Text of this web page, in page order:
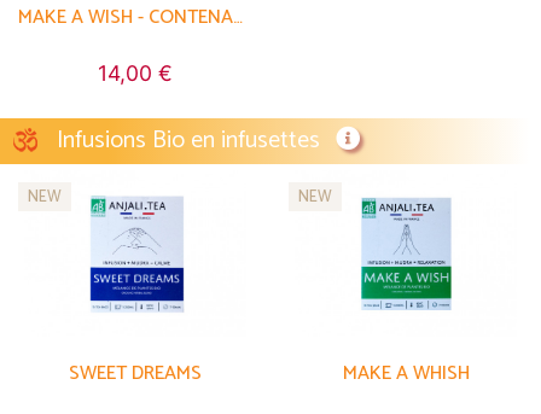
MAKE A WISH - CONTENANT RECYCLABLE
14,00 €
Infusions Bio en infusettes
NEW
SWEET DREAMS
NEW
MAKE A WHISH